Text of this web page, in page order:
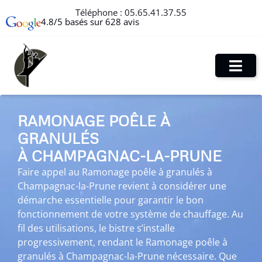
Téléphone : 05.65.41.37.55
4.8/5 basés sur 628 avis
RAMONAGE POÊLE À
GRANULÉS
À CHAMPAGNAC-LA-PRUNE
Faire appel au Ramonage poêle à granulés à
Champagnac-la-Prune revient à considérer une
démarche essentielle pour garantir le bon
fonctionnement de votre système de chauffage. Au
fil des utilisations, le bistre s’installe
progressivement, rendant le Ramonage poêle à
granulés à Champagnac-la-Prune nécessaire. Que